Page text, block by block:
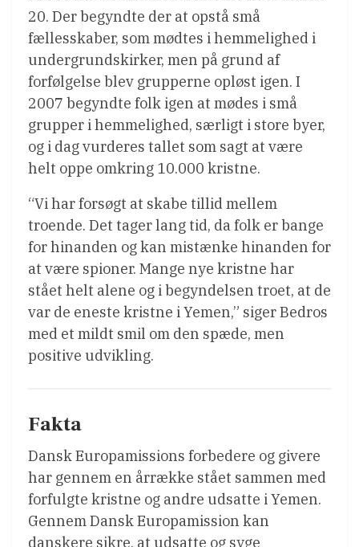
20. Der begyndte der at opstå små
fællesskaber, som mødtes i hemmelighed i
undergrundskirker, men på grund af
forfølgelse blev grupperne opløst igen. I
2007 begyndte folk igen at mødes i små
grupper i hemmelighed, særligt i store byer,
og i dag vurderes tallet som sagt at være
helt oppe omkring 10.000 kristne.
“Vi har forsøgt at skabe tillid mellem
troende. Det tager lang tid, da folk er bange
for hinanden og kan mistænke hinanden for
at være spioner. Mange nye kristne har
stået helt alene og i begyndelsen troet, at de
var de eneste kristne i Yemen,” siger Bedros
med et mildt smil om den spæde, men
positive udvikling.
Fakta
Dansk Europamissions forbedere og givere
har gennem en årrække stået sammen med
forfulgte kristne og andre udsatte i Yemen.
Gennem Dansk Europamission kan
danskere sikre, at udsatte og syge